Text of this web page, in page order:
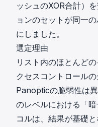
ッシュのXOR合計）
ョンのセットが同一
にしました。
選定理由
リスト内のほとんど
クセスコントロール
Panopticの脆弱性は
のレベルにおける「
コルは、結果が基礎